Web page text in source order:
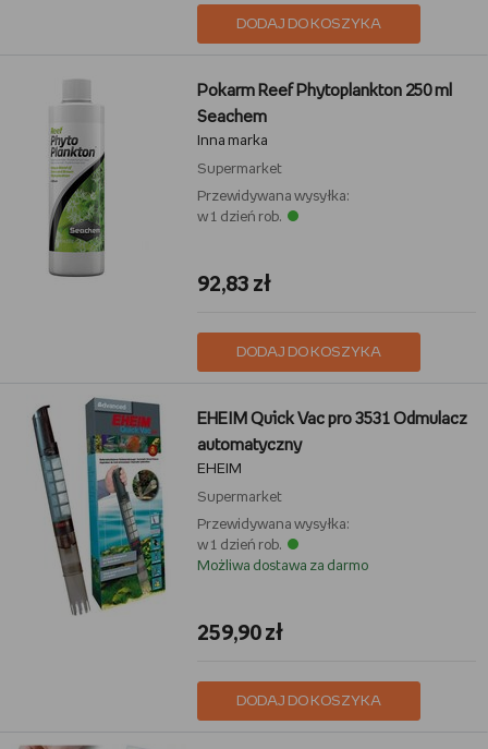
DODAJ DO KOSZYKA
Pokarm Reef Phytoplankton 250 ml
Seachem
Inna marka
Supermarket
Przewidywana wysyłka:
w 1 dzień rob.
92,83 zł
DODAJ DO KOSZYKA
EHEIM Quick Vac pro 3531 Odmulacz
automatyczny
EHEIM
Supermarket
Przewidywana wysyłka:
w 1 dzień rob.
Możliwa dostawa za darmo
259,90 zł
DODAJ DO KOSZYKA